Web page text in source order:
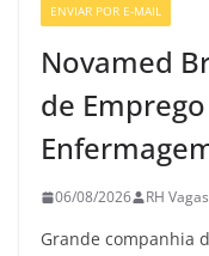
ENVIAR POR E-MAIL
Novamed
de
06/08/2026 RH
Grande companhia